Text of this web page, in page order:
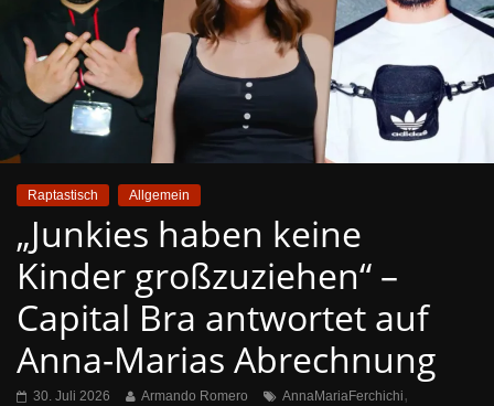
Raptastisch Allgemein
„Junkies haben keine
Kinder großzuziehen“ –
Capital Bra antwortet auf
Anna-Marias Abrechnung
30. Juli 2026 Armando Romero AnnaMariaFerchichi,